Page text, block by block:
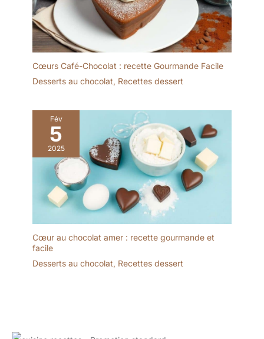
2,5 cm (longueur x
largeur) // Couleur:
argenté, très poli
Cœurs Café-Chocolat : recette Gourmande Facile
Desserts au chocolat, Recettes dessert
Fév
5
2025
Cœur au chocolat amer : recette gourmande et
facile
Desserts au chocolat, Recettes dessert